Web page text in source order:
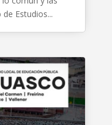
Estudios...